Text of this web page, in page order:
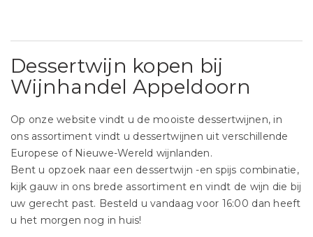
Dessertwijn kopen bij
Wijnhandel Appeldoorn
Op onze website vindt u de mooiste dessertwijnen, in
ons assortiment vindt u dessertwijnen uit verschillende
Europese of Nieuwe-Wereld wijnlanden.
Bent u opzoek naar een dessertwijn -en spijs combinatie,
kijk gauw in ons brede assortiment en vindt de wijn die bij
uw gerecht past. Besteld u vandaag voor 16:00 dan heeft
u het morgen nog in huis!